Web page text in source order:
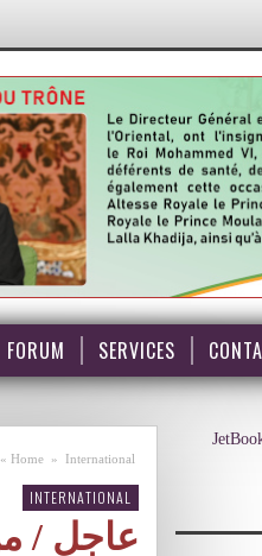
FORUM SERVICES
Home » International
»
INTERNATIONAL
عاجل /